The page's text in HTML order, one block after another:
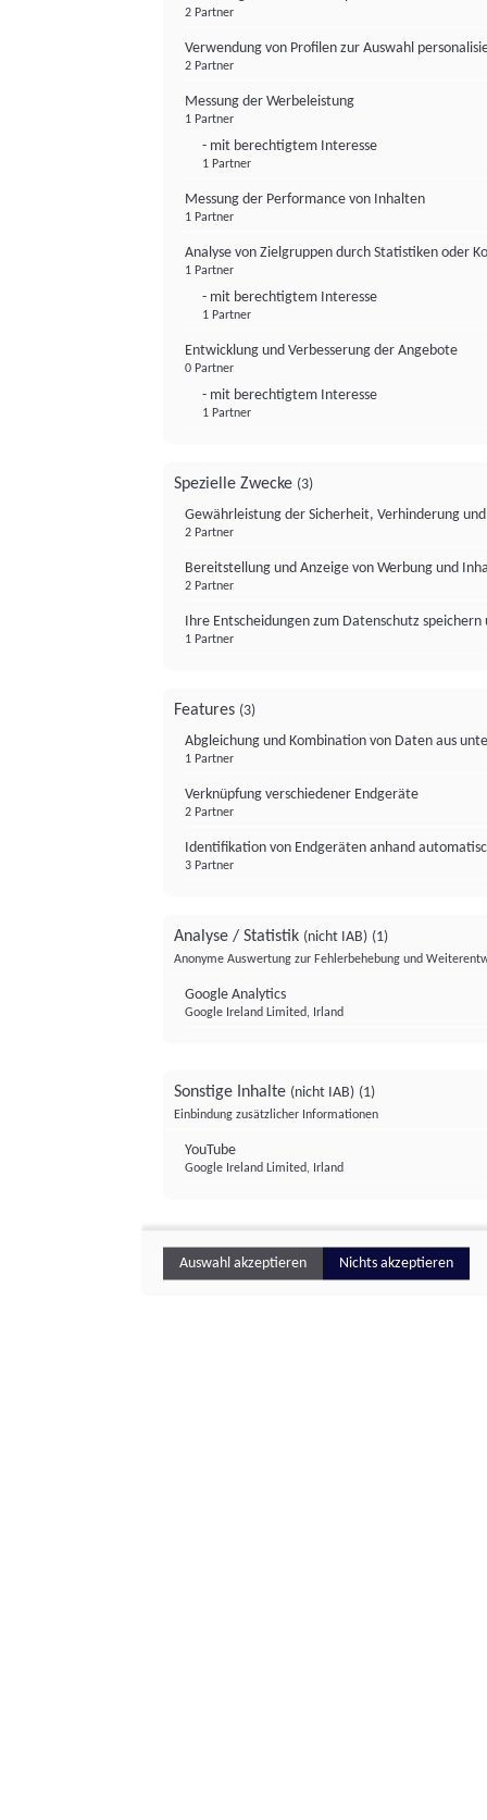
2 Partner
Verwendung von Profilen zur Auswahl
2 Partner
Messung der Werbeleistung
1 Partner
- mit berechtigtem Interesse
1 Partner
Messung der Performance von Inhalten
1 Partner
Analyse von Zielgruppen durch Statistiken oder
1 Partner
- mit berechtigtem Interesse
1 Partner
Entwicklung und Verbesserung der Angebote
0 Partner
- mit berechtigtem Interesse
1 Partner
Spezielle Zwecke (3)
Gewährleistung der Sicherheit, Verhinderung
2 Partner
Bereitstellung und Anzeige von Werbung und
2 Partner
Ihre Entscheidungen zum Datenschutz
1 Partner
Features (3)
Abgleichung und Kombination von Daten aus
1 Partner
Verknüpfung verschiedener Endgeräte
2 Partner
Identifikation von Endgeräten anhand
3 Partner
Analyse / Statistik (nicht IAB) (1)
Anonyme Auswertung zur Fehlerbehebung und
Google Analytics
Google Ireland Limited, Irland
Sonstige Inhalte (nicht IAB) (1)
Einbindung zusätzlicher Informationen
YouTube
Google Ireland Limited, Irland
Auswahl akzeptieren Nichts akzeptieren